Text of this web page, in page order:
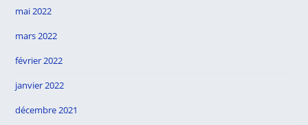
mai 2022
mars 2022
février 2022
janvier 2022
décembre 2021